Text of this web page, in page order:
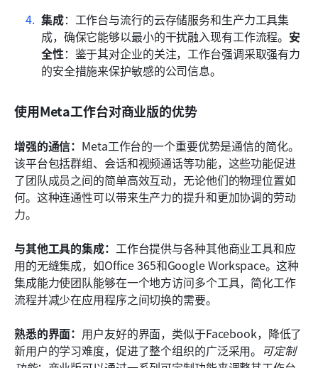
集成：工作台与流行的云存储服务和生产力工具集
成，确保它能够以最小的干扰融入现有工作流程。 安
全性：鉴于其对企业的关注，工作台强调采取强有力
的安全措施来保护敏感的公司信息。
使用Meta工作台对商业版的优势
增强的通信： Meta工作台的一个重要优势是通信的简化。
该平台包括群组、会话和视频通话等功能，这些功能促进
了团队成员之间的简单高效互动，无论他们的物理位置如
何。这种连通性可以带来生产力的提升和更加协调的劳动
力。
与其他工具的集成： 工作台提供与各种其他商业工具和应
用的无缝集成，如Office 365和Google Workspace。这种
集成能力使团队能够在一个地方访问多个工具，简化工作
流程并减少在应用程序之间切换的需要。
熟悉的界面： 用户友好的界面，类似于Facebook，降低了
新用户的学习难度，促进了整个组织的广泛采用。 可定制